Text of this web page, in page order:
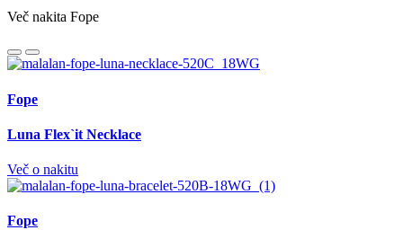
Več nakita Fope
Fope
Luna Flex`it Necklace
Več o nakitu
Fope